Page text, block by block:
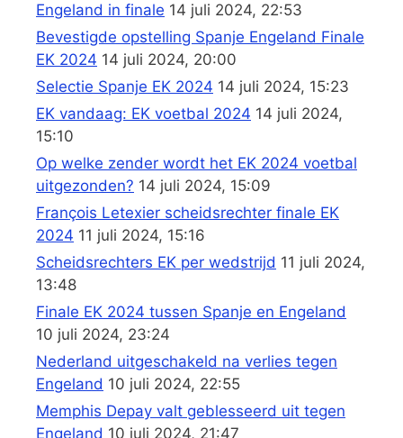
Engeland in finale 14 juli 2024, 22:53
Bevestigde opstelling Spanje Engeland Finale
EK 2024 14 juli 2024, 20:00
Selectie Spanje EK 2024 14 juli 2024, 15:23
EK vandaag: EK voetbal 2024 14 juli 2024,
15:10
Op welke zender wordt het EK 2024 voetbal
uitgezonden? 14 juli 2024, 15:09
François Letexier scheidsrechter finale EK
2024 11 juli 2024, 15:16
Scheidsrechters EK per wedstrijd 11 juli 2024,
13:48
Finale EK 2024 tussen Spanje en Engeland
10 juli 2024, 23:24
Nederland uitgeschakeld na verlies tegen
Engeland 10 juli 2024, 22:55
Memphis Depay valt geblesseerd uit tegen
Engeland 10 juli 2024, 21:47